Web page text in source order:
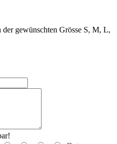
gewünschten Grösse S, M, L,